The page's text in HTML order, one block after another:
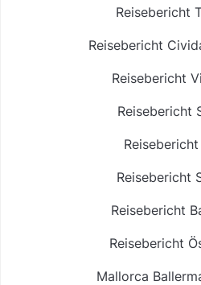
Reisebericht
Reisebericht
Reisebericht
Reisebericht
Reisebericht
Reisebericht
Reisebericht
Mallorca